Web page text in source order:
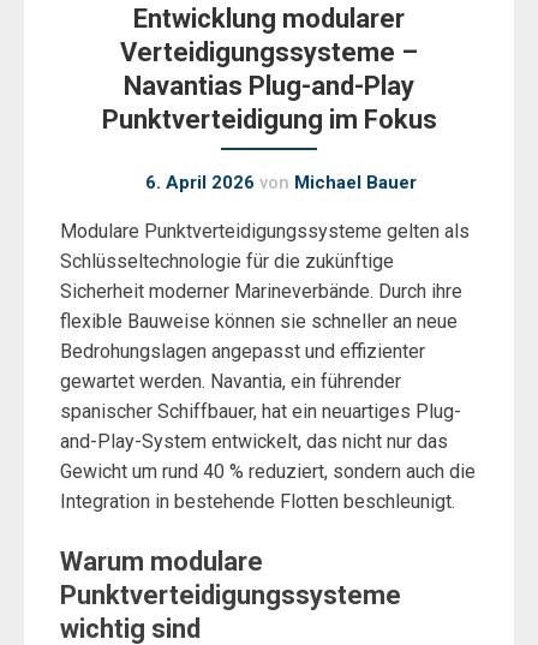
Entwicklung modularer
Verteidigungssysteme –
Navantias Plug-and-Play
Punktverteidigung im Fokus
6. April 2026 von Michael Bauer
Modulare Punktverteidigungssysteme gelten als
Schlüsseltechnologie für die zukünftige
Sicherheit moderner Marineverbände. Durch ihre
flexible Bauweise können sie schneller an neue
Bedrohungslagen angepasst und effizienter
gewartet werden. Navantia, ein führender
spanischer Schiffbauer, hat ein neuartiges Plug-
and-Play-System entwickelt, das nicht nur das
Gewicht um rund 40 % reduziert, sondern auch die
Integration in bestehende Flotten beschleunigt.
Warum modulare
Punktverteidigungssysteme
wichtig sind